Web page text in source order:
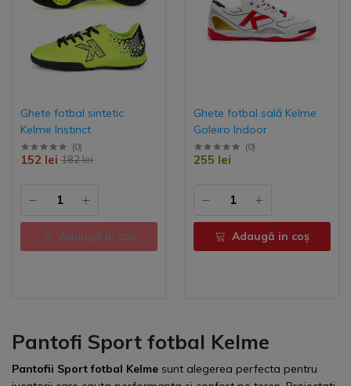
Ghete fotbal sintetic
Kelme Instinct
(0)
182 lei
152 lei
Adaugă in coş
Ghete fotbal sală Kelme
Goleiro Indoor
(0)
255 lei
Adaugă in coş
Pantofi Sport fotbal Kelme
Pantofii Sport fotbal Kelme sunt alegerea perfecta pentru